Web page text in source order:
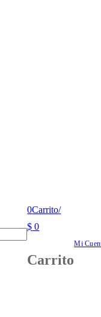
0Carrito/
$ 0
Carrito
Mi